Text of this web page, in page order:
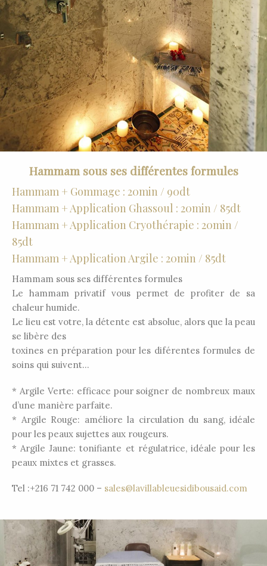
Hammam sous ses différentes formules
Hammam + Gommage : 20min / 90dt
Hammam + Application Ghassoul : 20min / 85dt
Hammam + Application Cryothérapie : 20min /
85dt
Hammam + Application Argile : 20min / 85dt
Hammam sous ses différentes formules
Le hammam privatif vous permet de profiter de sa
chaleur humide.
Le lieu est votre, la détente est absolue, alors que la peau
se libère des
toxines en préparation pour les diférentes formules de
soins qui suivent…
* Argile Verte: efficace pour soigner de nombreux maux
d’une manière parfaite.
* Argile Rouge: améliore la circulation du sang, idéale
pour les peaux sujettes aux rougeurs.
* Argile Jaune: tonifiante et régulatrice, idéale pour les
peaux mixtes et grasses.
Tel :+216 71 742 000 – sales@lavillableuesidibousaid.com